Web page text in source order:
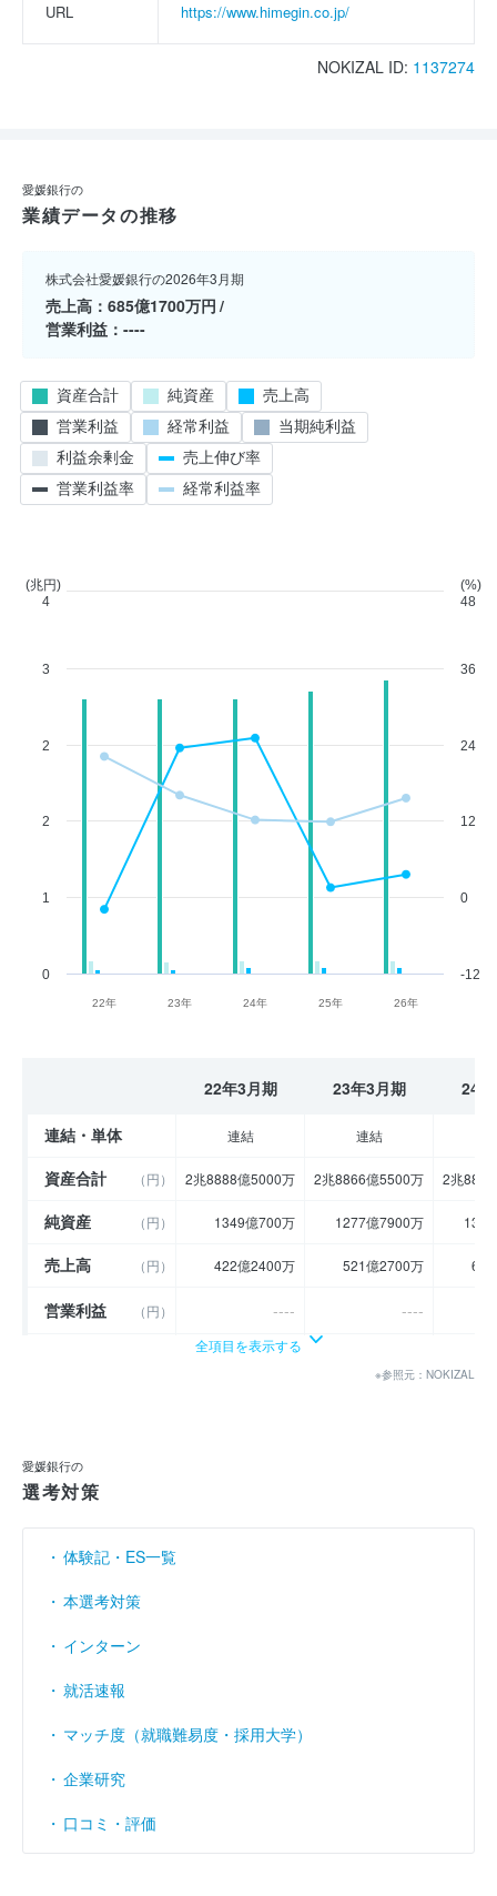
URL https://www.himegin.co.jp/
NOKIZAL ID: 1137274
愛媛銀行の
業績データの推移
株式会社愛媛銀行の2026年3月期
売上高
685億1700万円
営業利益
----
22年 23年 24年 25年 26年
0
1
2
2
3
(兆円)
4
-12
0
12
24
36
(%)
48
資産合計 純資産
売上高
営業利益
経常利益
当期純利益
利益余剰金
売上伸び率
営業利益率
経常利益率
22年3月期 23年3月期 24
連結・単体 連結 連結
資産合計 （円） 2兆8888億5000万 2兆8866億5500万 2兆
純資産 （円） 1349億700万 1277億7900万
売上高 （円） 422億2400万 521億2700万
営業利益 （円） ----
----
93億3500万
売上伸び率
営業利益率 （％） ----
----
全項目を表示する
※参照元：NOKIZAL
愛媛銀行の
選考対策
体験記・ES一覧
本選考対策
インターン
就活速報
マッチ度（就職難易度・採用大学）
企業研究
口コミ・評価